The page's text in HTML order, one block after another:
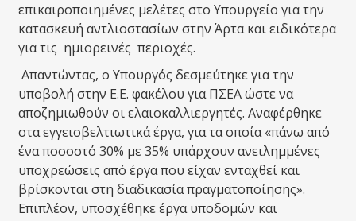
επικαιροποιημένες μελέτες στο Υπουργείο για την
κατασκευή αντλιοστασίων στην Άρτα και ειδικότερα
για τις ημιορεινές περιοχές.
Απαντώντας, ο Υπουργός δεσμεύτηκε για την
υποβολή στην Ε.Ε. φακέλου για ΠΣΕΑ ώστε να
αποζημιωθούν οι ελαιοκαλλιεργητές. Αναφέρθηκε
στα εγγειοβελτιωτικά έργα, για τα οποία «πάνω από
ένα ποσοστό 30% με 35% υπάρχουν ανειλημμένες
υποχρεώσεις από έργα που είχαν ενταχθεί και
βρίσκονται στη διαδικασία πραγματοποίησης».
Επιπλέον, υποσχέθηκε έργα υποδομών και